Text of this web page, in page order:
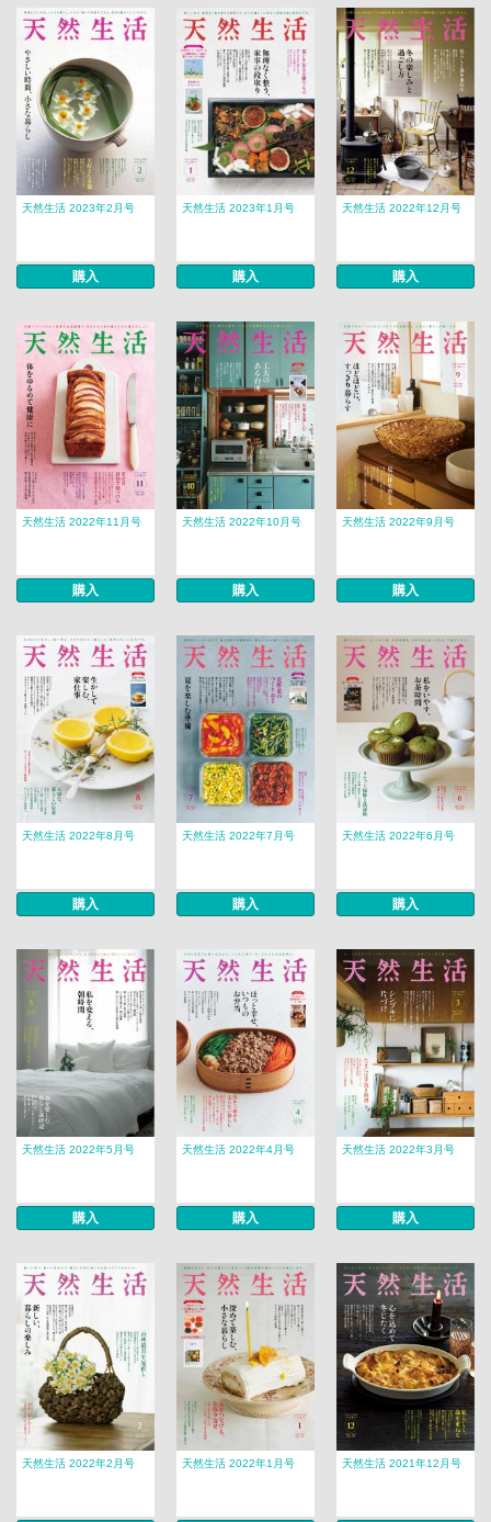
天然生活 2023年2月号
購入
天然生活 2023年1月号
購入
天然生活 2022年12月号
購入
天然生活 2022年11月号
購入
天然生活 2022年10月号
購入
天然生活 2022年9月号
購入
天然生活 2022年8月号
購入
天然生活 2022年7月号
購入
天然生活 2022年6月号
購入
天然生活 2022年5月号
購入
天然生活 2022年4月号
購入
天然生活 2022年3月号
購入
天然生活 2022年2月号 天然生活 2022年1月号 天然生活 2021年12月号